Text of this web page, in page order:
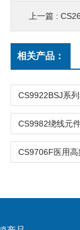
上一篇 :
相关产品：